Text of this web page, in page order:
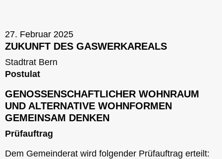
27. Februar 2025
ZUKUNFT DES GASWERKAREALS
Stadtrat Bern
Postulat
GENOSSENSCHAFTLICHER WOHNRAUM
UND ALTERNATIVE WOHNFORMEN
GEMEINSAM DENKEN
Prüfauftrag
Dem Gemeinderat wird folgender Prüfauftrag erteilt: